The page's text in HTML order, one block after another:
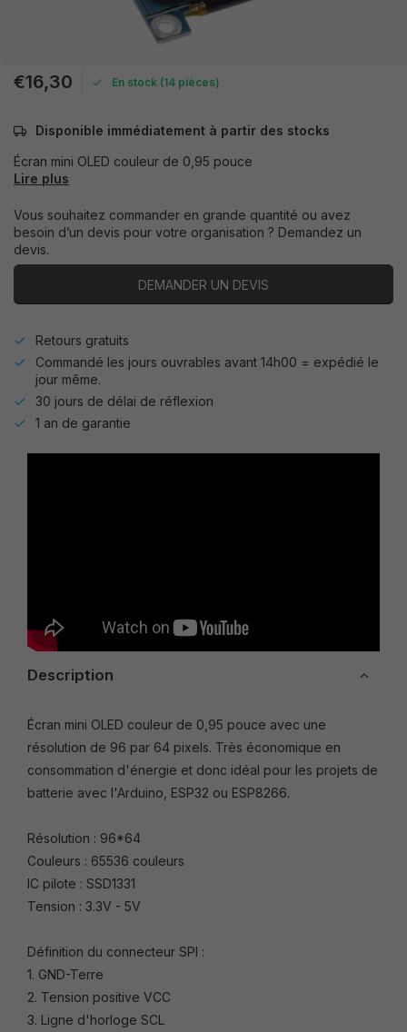
€16,30 En stock (14 pièces)
Disponible immédiatement à partir des stocks
Écran mini OLED couleur de 0,95 pouce
Lire plus
Vous souhaitez commander en grande quantité ou avez
besoin d’un devis pour votre organisation ? Demandez un
devis.
DEMANDER UN DEVIS
Retours gratuits
Commandé les jours ouvrables avant 14h00 = expédié le
jour même.
30 jours de délai de réflexion
1 an de garantie
Description
Écran mini OLED couleur de 0,95 pouce avec une
résolution de 96 par 64 pixels. Très économique en
consommation d'énergie et donc idéal pour les projets de
batterie avec l'Arduino, ESP32 ou ESP8266.
Résolution : 96*64
Couleurs : 65536 couleurs
IC pilote : SSD1331
Tension : 3.3V - 5V
Définition du connecteur SPI :
1. GND-Terre
2. Tension positive VCC
3. Ligne d'horloge SCL